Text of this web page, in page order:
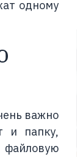
одному
важно
и папку,